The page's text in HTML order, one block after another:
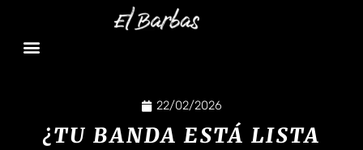
22/02/2026
¿TU BANDA ESTÁ LISTA